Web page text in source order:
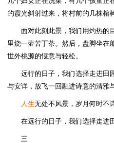
的霞光斜射过来，将村前的几株榕
面对此刻此景，我们用灼热的
里烧一壶苦丁茶。然后，盘脚坐在
世外桃源的惬意与轻松。
远行的日子，我们选择走进田
与安详，放飞一回融进诗意的清雅
人生无处不风景，岁月何时不
在远行的日子，我们选择走进
三